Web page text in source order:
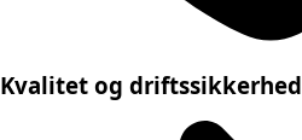
Kvalitet og driftssikkerhed